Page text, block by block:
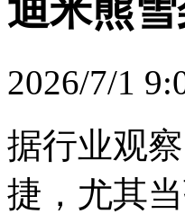
迪米熊
2026/7/1
据行业观
捷，尤其